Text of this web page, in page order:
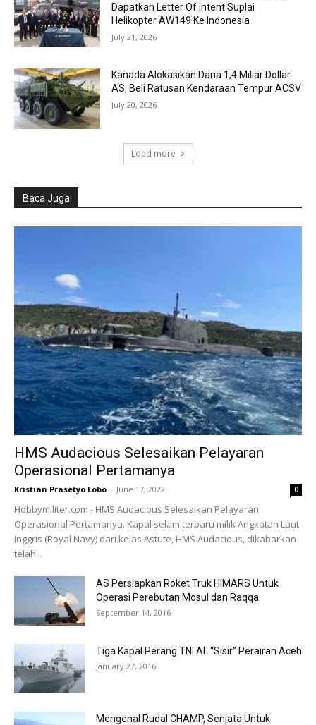
Dapatkan Letter Of Intent Suplai
Helikopter AW149 Ke Indonesia
July 21, 2026
Kanada Alokasikan Dana 1,4 Miliar Dollar
AS, Beli Ratusan Kendaraan Tempur ACSV
July 20, 2026
Load more
Baca Juga
HMS Audacious Selesaikan Pelayaran
Operasional Pertamanya
Kristian Prasetyo Lobo - June 17, 2022 0
Hobbymiliter.com - HMS Audacious Selesaikan Pelayaran
Operasional Pertamanya. Kapal selam terbaru milik Angkatan Laut
Inggris (Royal Navy) dari kelas Astute, HMS Audacious, dikabarkan
telah...
AS Persiapkan Roket Truk HIMARS Untuk
Operasi Perebutan Mosul dan Raqqa
September 14, 2016
Tiga Kapal Perang TNI AL “Sisir” Perairan Aceh
January 27, 2016
Mengenal Rudal CHAMP, Senjata Untuk